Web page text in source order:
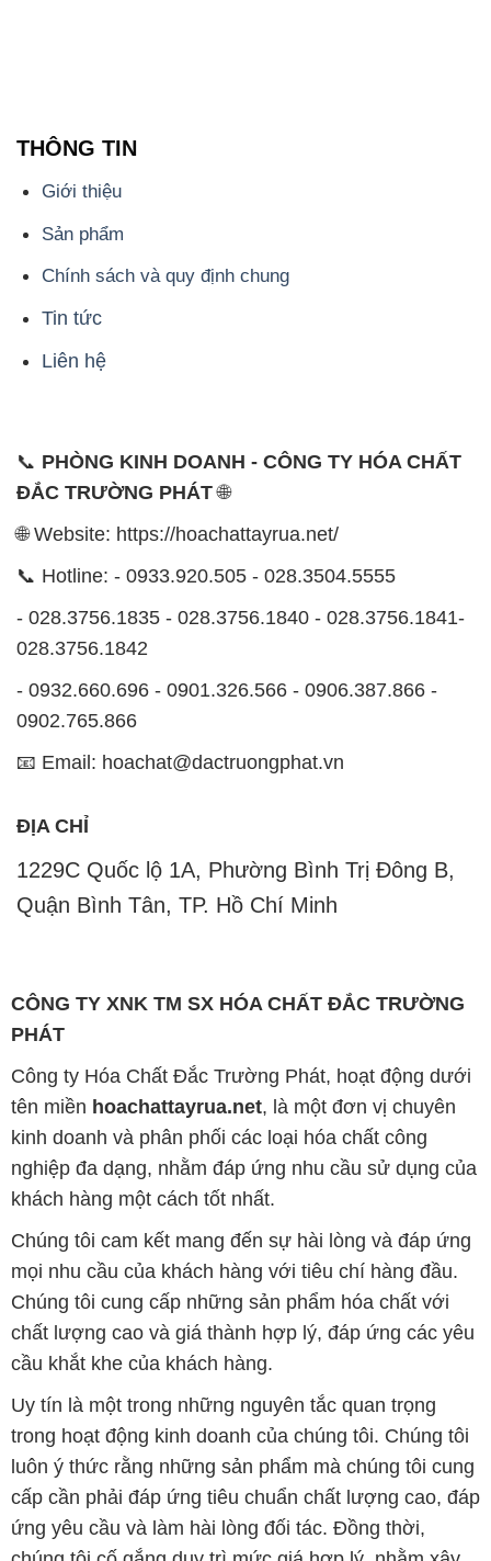
THÔNG TIN
Giới thiệu
Sản phẩm
Chính sách và quy định chung
Tin tức
Liên hệ
📞 PHÒNG KINH DOANH - CÔNG TY HÓA CHẤT
ĐẮC TRƯỜNG PHÁT🌐
🌐 Website: https://hoachattayrua.net/
📞 Hotline: - 0933.920.505 - 028.3504.5555
- 028.3756.1835 - 028.3756.1840 - 028.3756.1841-
028.3756.1842
- 0932.660.696 - 0901.326.566 - 0906.387.866 -
0902.765.866
📧 Email: hoachat@dactruongphat.vn
ĐỊA CHỈ
1229C Quốc lộ 1A, Phường Bình Trị Đông B,
Quận Bình Tân, TP. Hồ Chí Minh
CÔNG TY XNK TM SX HÓA CHẤT ĐẮC TRƯỜNG
PHÁT
Công ty Hóa Chất Đắc Trường Phát, hoạt động dưới
tên miền hoachattayrua.net, là một đơn vị chuyên
kinh doanh và phân phối các loại hóa chất công
nghiệp đa dạng, nhằm đáp ứng nhu cầu sử dụng của
khách hàng một cách tốt nhất.
Chúng tôi cam kết mang đến sự hài lòng và đáp ứng
mọi nhu cầu của khách hàng với tiêu chí hàng đầu.
Chúng tôi cung cấp những sản phẩm hóa chất với
chất lượng cao và giá thành hợp lý, đáp ứng các yêu
cầu khắt khe của khách hàng.
Uy tín là một trong những nguyên tắc quan trọng
trong hoạt động kinh doanh của chúng tôi. Chúng tôi
luôn ý thức rằng những sản phẩm mà chúng tôi cung
cấp cần phải đáp ứng tiêu chuẩn chất lượng cao, đáp
ứng yêu cầu và làm hài lòng đối tác. Đồng thời,